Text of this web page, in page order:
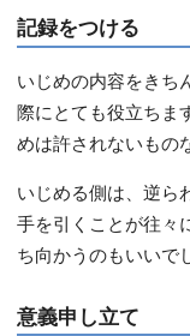
記録をつける
いじめの内容をきち
際にとても役立ちま
めは許されないもの
いじめる側は、逆ら
手を引くことが往々
ち向かうのもいいで
意義申し立て